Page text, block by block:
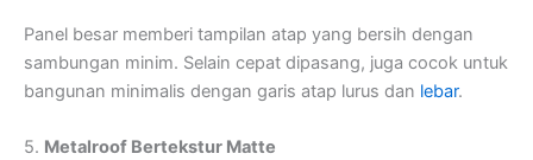
Panel besar memberi tampilan atap yang bersih dengan
sambungan minim. Selain cepat dipasang, juga cocok untuk
bangunan minimalis dengan garis atap lurus dan lebar.
5. Metalroof Bertekstur Matte